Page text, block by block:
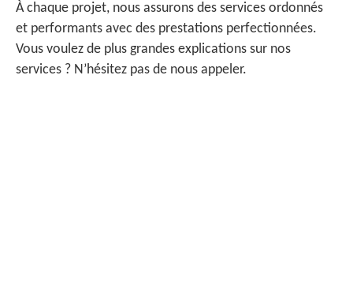
À chaque projet, nous assurons des services ordonnés
et performants avec des prestations perfectionnées.
Vous voulez de plus grandes explications sur nos
services ? N’hésitez pas de nous appeler.